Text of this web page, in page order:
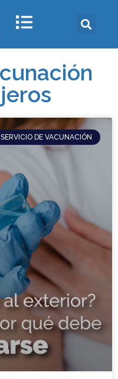
SERVICIO DE VACUNACIÓN